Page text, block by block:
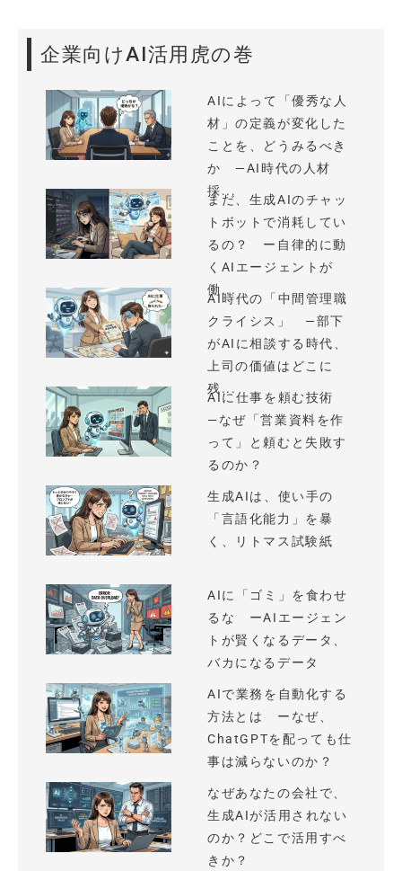
企業向けAI活用虎の巻
AIによって「優秀な人
材」の定義が変化した
ことを、どうみるべき
か —AI時代の人材
採...
まだ、生成AIのチャッ
トボットで消耗してい
るの？ ー自律的に動
くAIエージェントが
働...
AI時代の「中間管理職
クライシス」 —部下
がAIに相談する時代、
上司の価値はどこに
残...
AIに仕事を頼む技術
—なぜ「営業資料を作
って」と頼むと失敗す
るのか？
生成AIは、使い手の
「言語化能力」を暴
く、リトマス試験紙
AIに「ゴミ」を食わせ
るな ーAIエージェン
トが賢くなるデータ、
バカになるデータ
AIで業務を自動化する
方法とは ーなぜ、
ChatGPTを配っても仕
事は減らないのか？
なぜあなたの会社で、
生成AIが活用されない
のか？どこで活用すべ
きか？